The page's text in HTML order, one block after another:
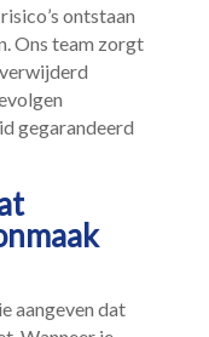
ontstaan
Ons team zorgt
gegarandeerd
aangeven dat